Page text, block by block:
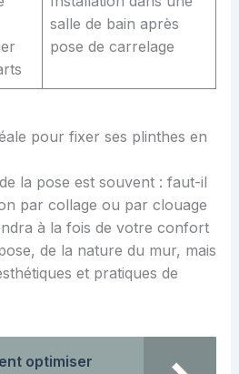
salle de bain après
pose de carrelage
pour fixer ses plinthes en
la pose est souvent : faut-il
par collage ou par clouage
à la fois de votre confort
de la nature du mur, mais
et pratiques de
optimiser